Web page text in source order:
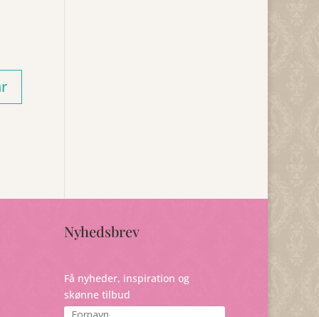
Nyhedsbrev
Få nyheder, inspiration og
skønne tilbud